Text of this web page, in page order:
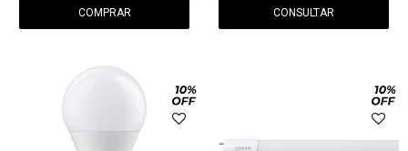
CONSULTAR